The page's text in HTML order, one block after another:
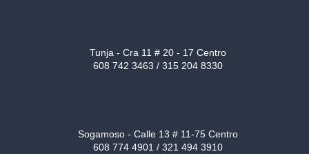
Tunja - Cra 11 # 20 - 17 Centro
608 742 3463 / 315 204 8330
Sogamoso - Calle 13 # 11-75 Centro
608 774 4901 / 321 494 3910